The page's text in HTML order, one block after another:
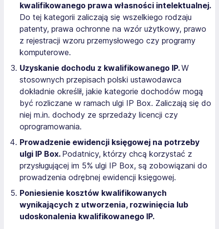
kwalifikowanego prawa własności intelektualnej.
Do tej kategorii zaliczają się wszelkiego rodzaju
patenty, prawa ochronne na wzór użytkowy, prawo
z rejestracji wzoru przemysłowego czy programy
komputerowe.
Uzyskanie dochodu z kwalifikowanego IP.W
stosownych przepisach polski ustawodawca
dokładnie określił, jakie kategorie dochodów mogą
być rozliczane w ramach ulgi IP Box. Zaliczają się do
niej m.in. dochody ze sprzedaży licencji czy
oprogramowania.
Prowadzenie ewidencji księgowej na potrzeby
ulgi IP Box. Podatnicy, którzy chcą korzystać z
przysługującej im 5% ulgi IP Box, są zobowiązani do
prowadzenia odrębnej ewidencji księgowej.
Poniesienie kosztów kwalifikowanych
wynikających z utworzenia, rozwinięcia lub
udoskonalenia kwalifikowanego IP.